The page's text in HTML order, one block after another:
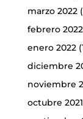
marzo 2022
febrero 2022
enero 2022
diciembre
noviembre
octubre 2021